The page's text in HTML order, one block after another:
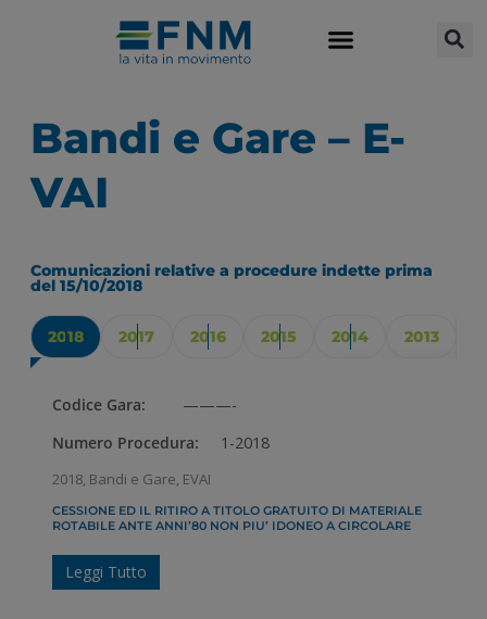
Bandi e Gare – E-
VAI
Comunicazioni relative a procedure indette prima
del 15/10/2018
2018 2017 2016 2015 2014 2013
Codice Gara:
———-
Numero Procedura:
1-2018
2018, Bandi e Gare, EVAI
CESSIONE ED IL RITIRO A TITOLO GRATUITO DI MATERIALE
ROTABILE ANTE ANNI’80 NON PIU’ IDONEO A CIRCOLARE
Leggi Tutto